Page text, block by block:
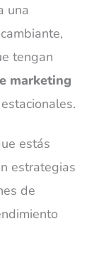
una
tengan
marketing
estás
estrategias
de